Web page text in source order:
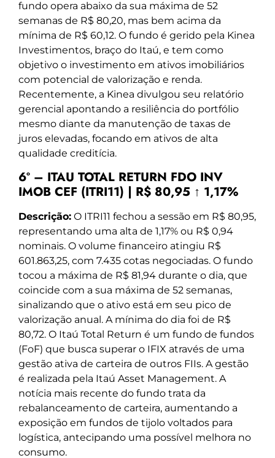
fundo opera abaixo da sua máxima de 52
semanas de R$ 80,20, mas bem acima da
mínima de R$ 60,12. O fundo é gerido pela Kinea
Investimentos, braço do Itaú, e tem como
objetivo o investimento em ativos imobiliários
com potencial de valorização e renda.
Recentemente, a Kinea divulgou seu relatório
gerencial apontando a resiliência do portfólio
mesmo diante da manutenção de taxas de
juros elevadas, focando em ativos de alta
qualidade creditícia.
6º – ITAU TOTAL RETURN FDO INV
IMOB CEF (ITRI11) | R$ 80,95 ↑ 1,17%
Descrição: O ITRI11 fechou a sessão em R$ 80,95,
representando uma alta de 1,17% ou R$ 0,94
nominais. O volume financeiro atingiu R$
601.863,25, com 7.435 cotas negociadas. O fundo
tocou a máxima de R$ 81,94 durante o dia, que
coincide com a sua máxima de 52 semanas,
sinalizando que o ativo está em seu pico de
valorização anual. A mínima do dia foi de R$
80,72. O Itaú Total Return é um fundo de fundos
(FoF) que busca superar o IFIX através de uma
gestão ativa de carteira de outros FIIs. A gestão
é realizada pela Itaú Asset Management. A
notícia mais recente do fundo trata da
rebalanceamento de carteira, aumentando a
exposição em fundos de tijolo voltados para
logística, antecipando uma possível melhora no
consumo.